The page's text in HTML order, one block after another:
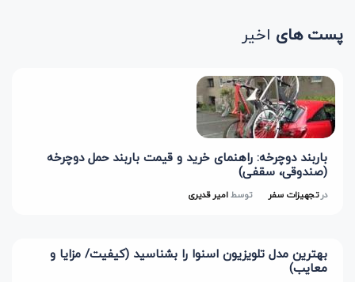
پست های اخیر
باربند دوچرخه: راهنمای خرید و قیمت باربند حمل دوچرخه
(صندوقی، سقفی)
درتجهیزات سفر توسطامیر قدیری
بهترین مدل تلویزیون اسنوا را بشناسید (کیفیت/ مزایا و
معایب)